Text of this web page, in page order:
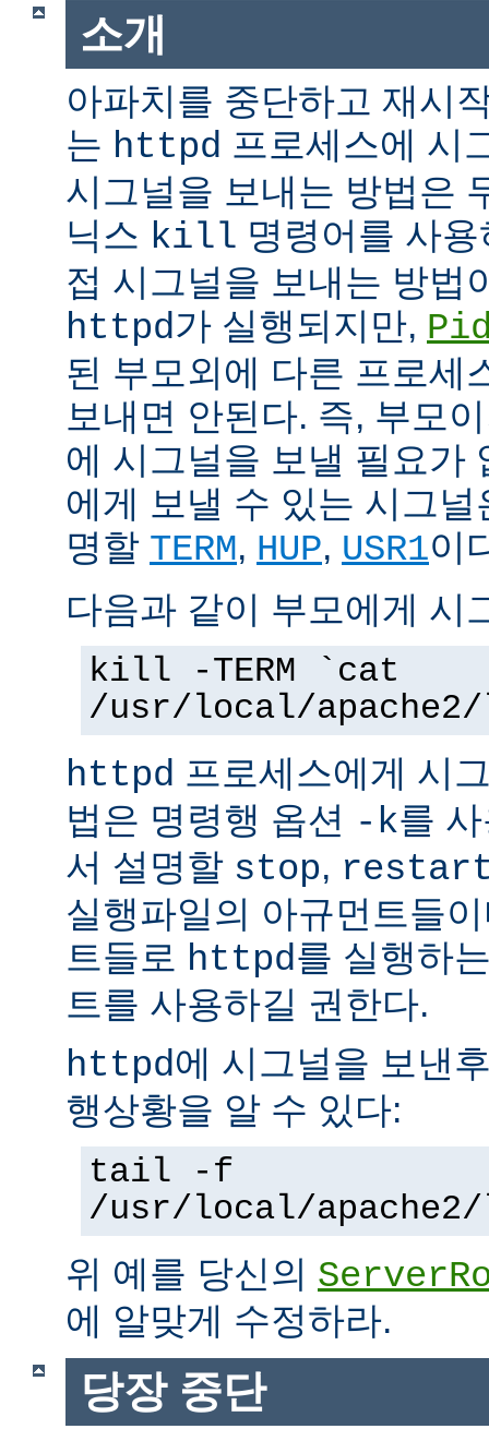
소개
아파치를 중단하고 재시
는 httpd 프로세스에 시
시그널을 보내는 방법은
닉스 kill 명령어를 사
접 시그널을 보내는 방법
httpd가 실행되지만,
된 부모외에 다른 프로세
보내면 안된다. 즉, 부모
에 시그널을 보낼 필요가
에게 보낼 수 있는 시그
명할 TERM, HUP, USR1이
다음과 같이 부모에게 시
kill -TERM `cat
/usr/local/
httpd 프로세스에게 시
법은 명령행 옵션 -k를
서 설명할 stop,
실행파일의 아규먼트들
트들로 httpd를 실행하
트를 사용하길 권한다.
httpd에 시그널을 보낸
행상황을 알 수 있다:
tail -f
/usr/local/
위 예를 당신의
에 알맞게 수정하라.
당장 중단